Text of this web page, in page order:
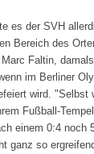
es der SVH
Bereich des
Faltin,
im Ber­liner
wird. "Selbst
Fußball-
einem 0:4 noch
ganz so